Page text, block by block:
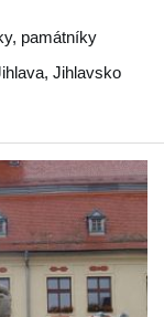
památníky
, Jihlavsko